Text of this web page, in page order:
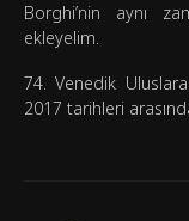
Borghi’nin aynı
ekleyelim.
74. Venedik
2017 tarihleri